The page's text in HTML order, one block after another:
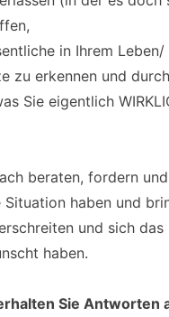
in Ihrem
zu erkennen und
Sie eigentlich
beraten, fordern
haben und
und sich
haben.
Sie Antworten